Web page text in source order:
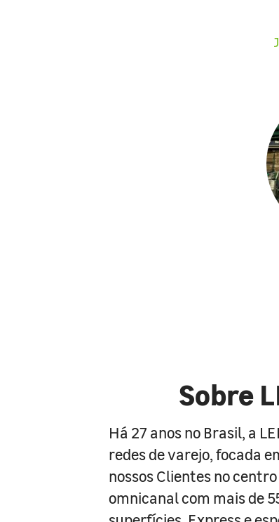
Sobre
Há 27 anos no Brasil, a
redes de varejo, focada
nossos Clientes no
omnicanal com mais de